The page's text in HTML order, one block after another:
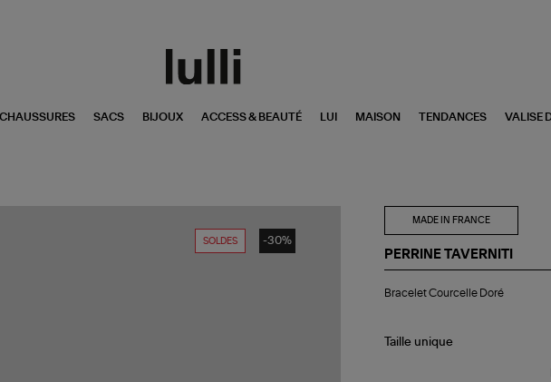
SACS BIJOUX ACCESS & BEAUTÉ LUI MAISON TENDANCES VALISE
SOLDES -30%
MADE IN FRANCE
PERRINE TAVERNITI
Courcelle
Bracelet Courcelle Doré
Taille unique